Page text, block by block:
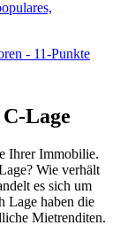
- 11-Punkte
Lage
Ihrer Immobilie.
Wie verhält
es sich um
Lage haben die
Mietrenditen.